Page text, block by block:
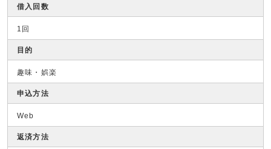
借入回数
1回
目的
趣味・娯楽
申込方法
Web
返済方法